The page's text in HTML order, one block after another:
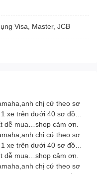
Visa, Master, JCB
chị cứ theo sơ
xe trên dưới 40 sơ đồ…
dễ mua…shop cảm ơn.
chị cứ theo sơ
xe trên dưới 40 sơ đồ…
dễ mua…shop cảm ơn.
chị cứ theo sơ